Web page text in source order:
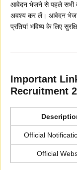
आवेदन भेजने से पहले सभी
अवश्य कर लें। आवेदन भेजने
प्रतियां भविष्य के लिए
Important
Recruitment
Official
Official